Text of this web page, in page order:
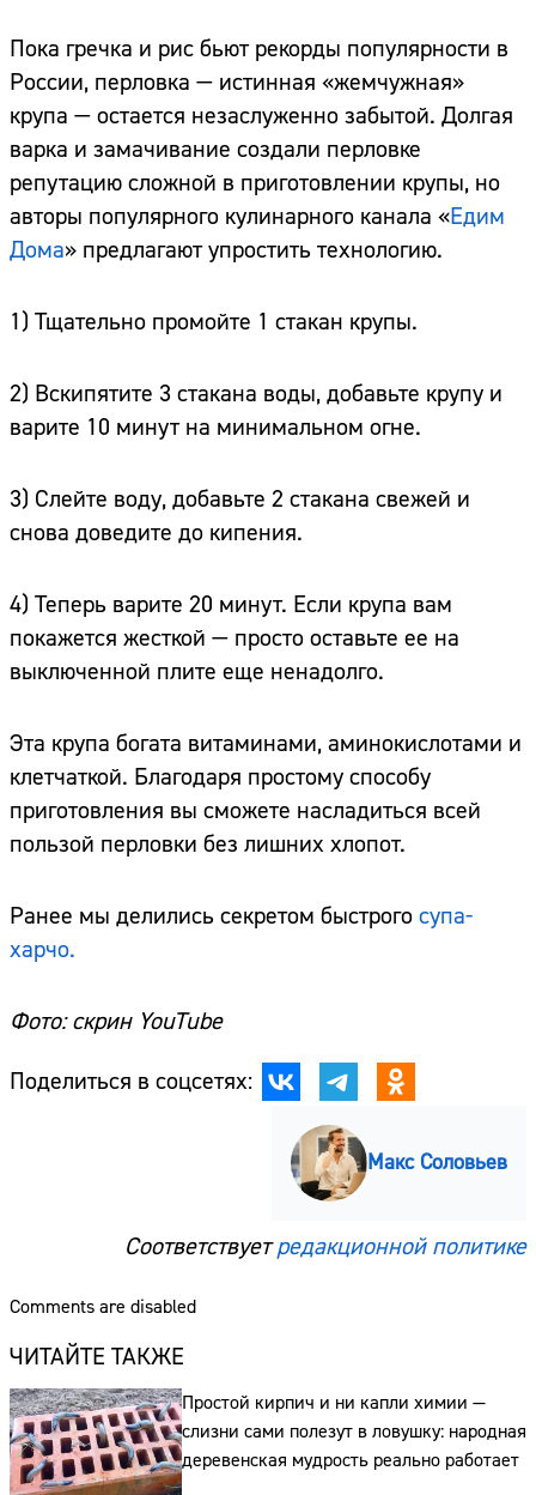
Пока гречка и рис бьют рекорды популярности в
России, перловка — истинная «жемчужная»
крупа — остается незаслуженно забытой. Долгая
варка и замачивание создали перловке
репутацию сложной в приготовлении крупы, но
авторы популярного кулинарного канала «Едим
Дома» предлагают упростить технологию.
1) Тщательно промойте 1 стакан крупы.
2) Вскипятите 3 стакана воды, добавьте крупу и
варите 10 минут на минимальном огне.
3) Слейте воду, добавьте 2 стакана свежей и
снова доведите до кипения.
4) Теперь варите 20 минут. Если крупа вам
покажется жесткой — просто оставьте ее на
выключенной плите еще ненадолго.
Эта крупа богата витаминами, аминокислотами и
клетчаткой. Благодаря простому способу
приготовления вы сможете насладиться всей
пользой перловки без лишних хлопот.
Ранее мы делились секретом быстрого супа-
харчо.
Фото: скрин YouTube
Поделиться в соцсетях:
Макс Соловьев
Соответствуетредакционной политике
Comments are disabled
ЧИТАЙТЕ ТАКЖЕ
Простой кирпич и ни капли химии —
слизни сами полезут в ловушку: народная
деревенская мудрость реально работает